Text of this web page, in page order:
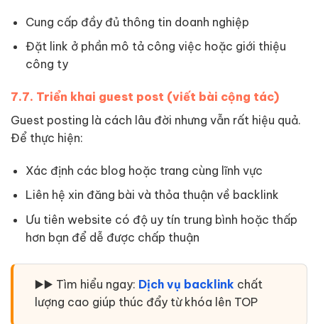
Cung cấp đầy đủ thông tin doanh nghiệp
Đặt link ở phần mô tả công việc hoặc giới thiệu
công ty
7.7. Triển khai guest post (viết bài cộng tác)
Guest posting là cách lâu đời nhưng vẫn rất hiệu quả.
Để thực hiện:
Xác định các blog hoặc trang cùng lĩnh vực
Liên hệ xin đăng bài và thỏa thuận về backlink
Ưu tiên website có độ uy tín trung bình hoặc thấp
hơn bạn để dễ được chấp thuận
▶️▶️ Tìm hiểu ngay: Dịch vụ backlink chất
lượng cao giúp thúc đẩy từ khóa lên TOP